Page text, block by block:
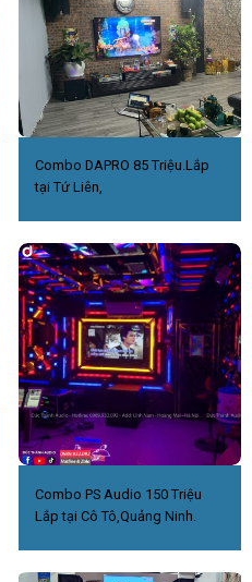
Combo DAPRO 85 Triệu.Lắp
tại Tứ Liên,
Combo PS Audio 150 Triệu
Lắp tại Cô Tô,Quảng Ninh.